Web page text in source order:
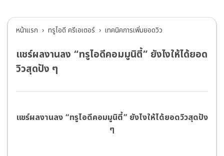
หน้าแรก ทรูไอดี ครีเอเตอร์ เทคนิคการเพิ่มยอดวิว
แชร์ผลงานลง “ทรูไอดีคอมมูนิตี้” ยังไงให้ได้ยอด
วิวสุดปัง ๆ
แชร์ผลงานลง “ทรูไอดีคอมมูนิตี้” ยังไงให้ได้ยอดวิวสุดปัง
ๆ